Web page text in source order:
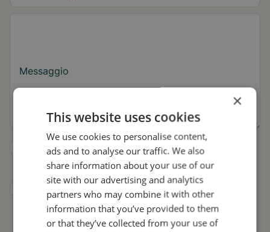
Messaggio
Sì, desidero ricevere consigli su Tremor e
aggiornamenti su Stil.
Acconsento a che Stil utilizzi i miei dati per
scopi di ricerca e diffusione, in conformità
l'Informativa sulla privacy.*
×
This website uses cookies
We use cookies to personalise content,
ads and to analyse our traffic. We also
share information about your use of our
site with our advertising and analytics
partners who may combine it with other
information that you’ve provided to them
or that they’ve collected from your use of